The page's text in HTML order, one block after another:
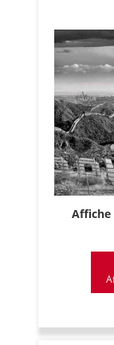
Affiche